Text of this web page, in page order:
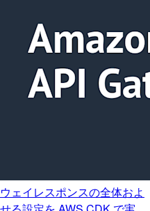
ェイレスポンスの全体およ